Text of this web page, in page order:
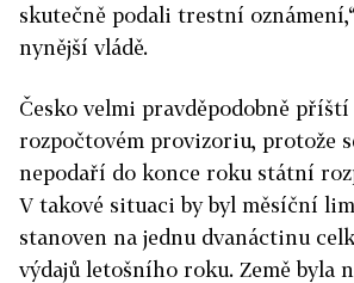
skutečně podali trestní
nynější vládě.
Česko velmi pravděpodobně
rozpočtovém provizoriu, protože
nepodaří do konce roku státní
V takové situaci by byl měsíční
stanoven na jednu dvanáctinu
výdajů letošního roku. Země byla